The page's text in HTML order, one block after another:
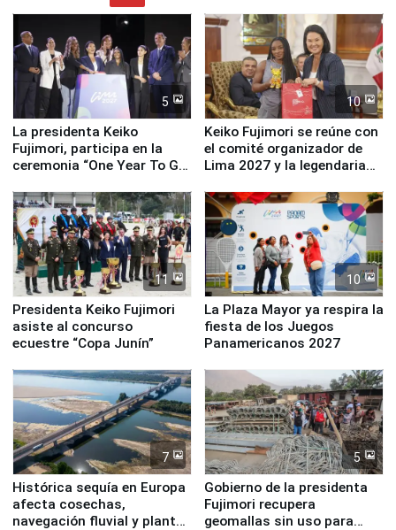
5
La presidenta Keiko
Fujimori, participa en la
ceremonia “One Year To Go
10
Keiko Fujimori se reúne con
el comité organizador de
Lima 2027 y la legendaria
11
Presidenta Keiko Fujimori
asiste al concurso
ecuestre “Copa Junín”
10
La Plaza Mayor ya respira la
fiesta de los Juegos
Panamericanos 2027
7
Histórica sequía en Europa
afecta cosechas,
navegación fluvial y plantas
5
Gobierno de la presidenta
Fujimori recupera
geomallas sin uso para